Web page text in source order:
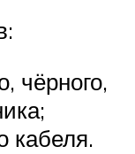
чёрного,
кабеля.